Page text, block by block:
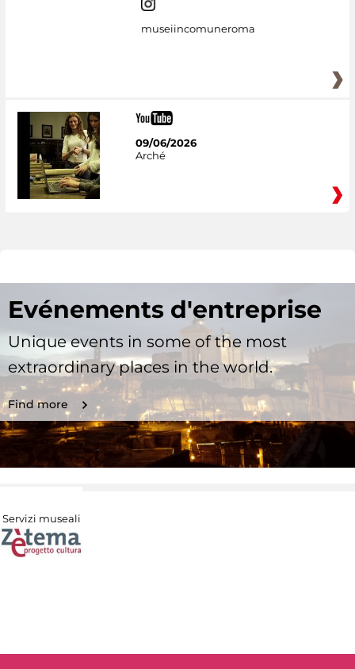
museiincomuneroma
09/06/2026
Arché
Evénements d'entreprise
Unique events in some of the most
extraordinary places in the world.
Find more
Servizi museali